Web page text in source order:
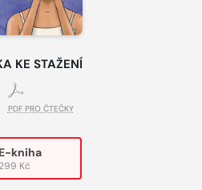
KE STAŽENÍ
PDF PRO ČTEČKY
E-kniha
299 Kč